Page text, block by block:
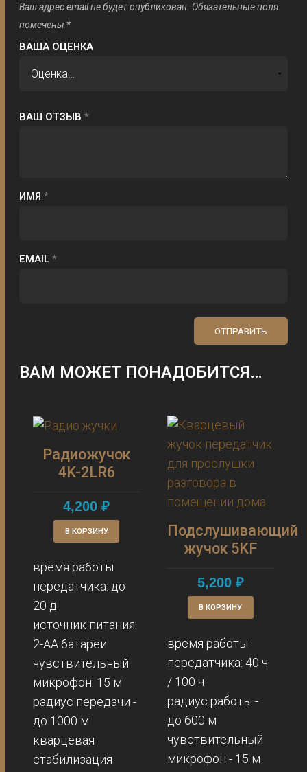
Ваш адрес email не будет опубликован. Обязательные поля
помечены *
ВАША ОЦЕНКА
ВАШ ОТЗЫВ*
ИМЯ*
EMAIL*
ВАМ МОЖЕТ ПОНАДОБИТСЯ…
Радиожучок
4K-2LR6
4,200₽
В КОРЗИНУ
время работы
передатчика: до
20 д
источник питания:
2-АА батареи
чувствительный
микрофон: 15 м
радиус передачи -
до 1000 м
кварцевая
стабилизация
Подслушивающий
жучок 5KF
5,200 ₽
В КОРЗИНУ
время работы
передатчика: 40 ч
/ 100 ч
радиус работы -
до 600 м
чувствительный
микрофон - 15 м